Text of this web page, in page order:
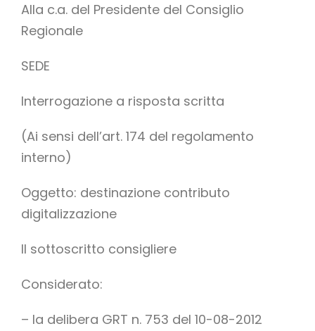
Alla c.a. del Presidente del Consiglio
Regionale
SEDE
Interrogazione a risposta scritta
(Ai sensi dell’art. 174 del regolamento
interno)
Oggetto: destinazione contributo
digitalizzazione
Il sottoscritto consigliere
Considerato:
– la delibera GRT n. 753 del 10-08-2012